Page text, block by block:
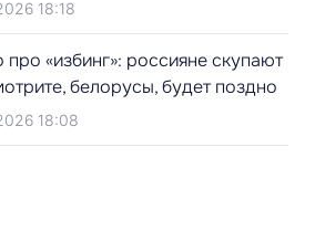
18:18
«избинг»: россияне скупают
белорусы, будет поздно
18:08